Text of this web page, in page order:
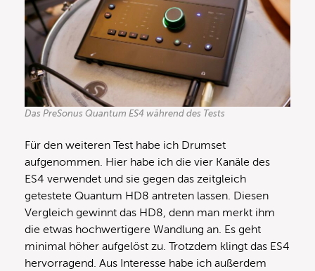
Das PreSonus Quantum ES4 während des Tests
Für den weiteren Test habe ich Drumset
aufgenommen. Hier habe ich die vier Kanäle des
ES4 verwendet und sie gegen das zeitgleich
getestete Quantum HD8 antreten lassen. Diesen
Vergleich gewinnt das HD8, denn man merkt ihm
die etwas hochwertigere Wandlung an. Es geht
minimal höher aufgelöst zu. Trotzdem klingt das ES4
hervorragend. Aus Interesse habe ich außerdem